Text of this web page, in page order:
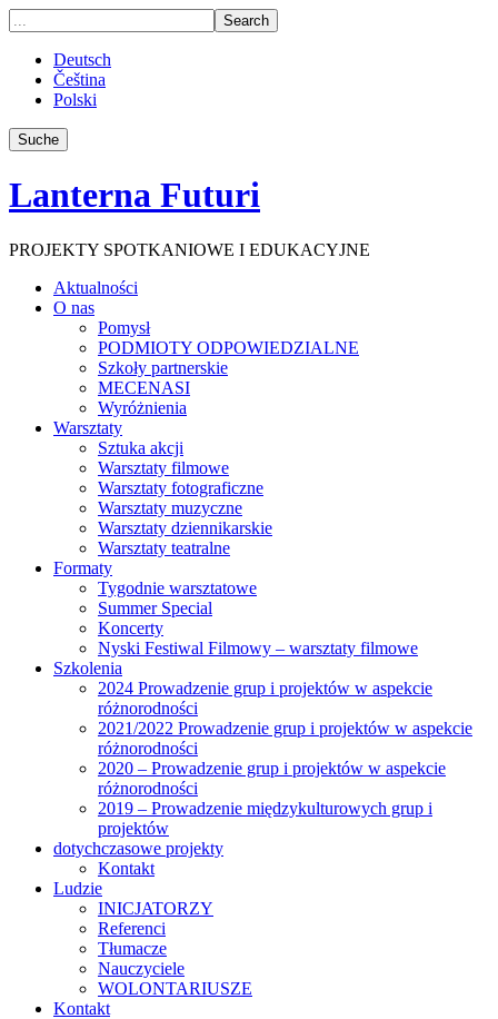
Deutsch
Čeština
Polski
Suche
Lanterna Futuri
PROJEKTY SPOTKANIOWE I EDUKACYJNE
Aktualności
O nas
Pomysł
PODMIOTY ODPOWIEDZIALNE
Szkoły partnerskie
MECENASI
Wyróżnienia
Warsztaty
Sztuka akcji
Warsztaty filmowe
Warsztaty fotograficzne
Warsztaty muzyczne
Warsztaty dziennikarskie
Warsztaty teatralne
Formaty
Tygodnie warsztatowe
Summer Special
Koncerty
Nyski Festiwal Filmowy – warsztaty filmowe
Szkolenia
2024 Prowadzenie grup i projektów w aspekcie
różnorodności
2021/2022 Prowadzenie grup i projektów w aspekcie
różnorodności
2020 – Prowadzenie grup i projektów w aspekcie
różnorodności
2019 – Prowadzenie międzykulturowych grup i
projektów
dotychczasowe projekty
Kontakt
Ludzie
INICJATORZY
Referenci
Tłumacze
Nauczyciele
WOLONTARIUSZE
Kontakt